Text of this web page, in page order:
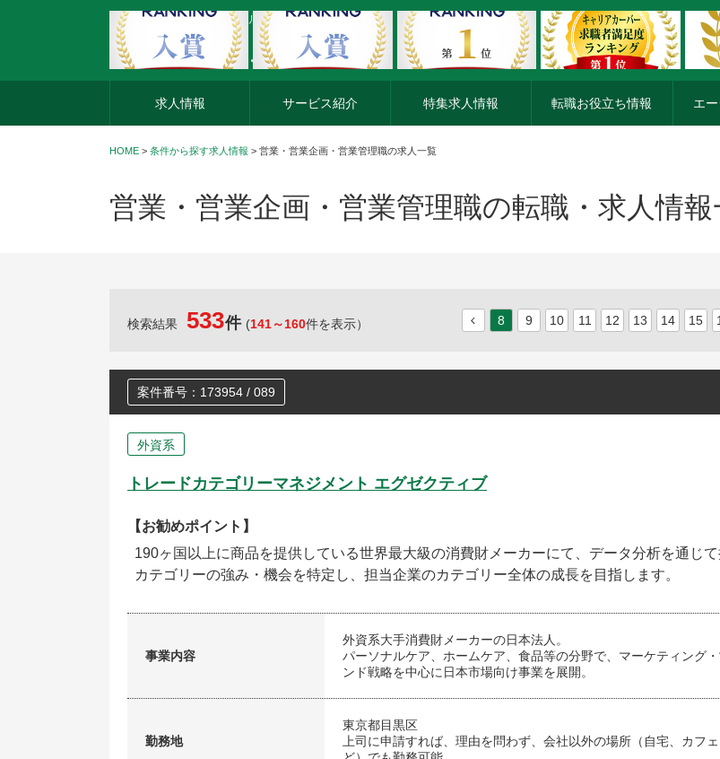
外資系企業の転職・キャリア転職ならアージスジャパン
求人情報 サービス紹介 特集求人情報 転職お役立ち情報 エ
HOME > 条件から探す求人情報 > 営業・営業企画・営業管理職の求人一覧
営業・営業企画・営業管理職の転職・求人情報
検索結果 533件 (141～160件を表示） 8 9 10 11 12 13 14 15
案件番号：173954 / 089
外資系
トレードカテゴリーマネジメント エグゼクティブ
【お勧めポイント】
190ヶ国以上に商品を提供している世界最大級の消費財メーカーにて、データ分析を通じ
カテゴリーの強み・機会を特定し、担当企業のカテゴリー全体の成長を目指します。
事業内容
外資系大手消費財メーカーの日本法人。
パーソナルケア、ホームケア、食品等の分野で、マーケティング
ンド戦略を中心に日本市場向け事業を展開。
勤務地
東京都目黒区
上司に申請すれば、理由を問わず、会社以外の場所（自宅、カフ